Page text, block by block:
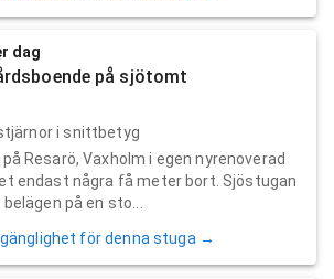
dag
på sjötomt
i snittbetyg
Resarö, Vaxholm i egen nyrenoverad
endast några få meter bort. Sjöstugan
på en sto...
för denna stuga →